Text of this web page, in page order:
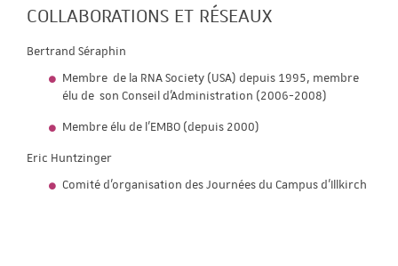
COLLABORATIONS ET RÉSEAUX
Bertrand Séraphin
Membre de la RNA Society (USA) depuis 1995, membre
élu de son Conseil d'Administration (2006-2008)
Membre élu de l'EMBO (depuis 2000)
Eric Huntzinger
Comité d’organisation des Journées du Campus d’Illkirch